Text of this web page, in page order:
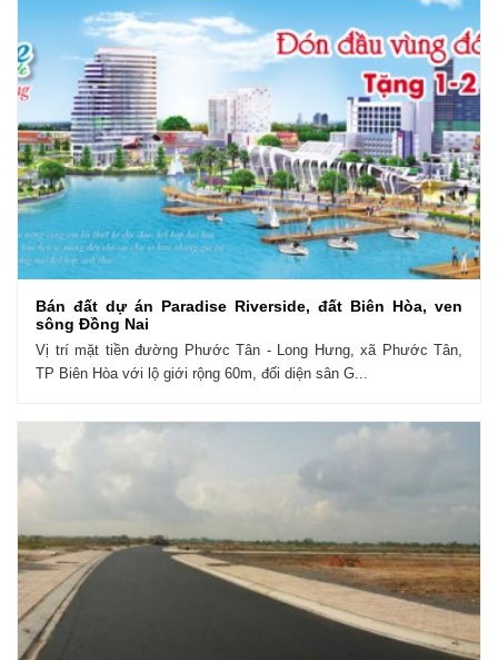
Bán đất dự án Paradise Riverside, đất Biên Hòa, ven
sông Đồng Nai
Vị trí mặt tiền đường Phước Tân - Long Hưng, xã Phước Tân,
TP Biên Hòa với lộ giới rộng 60m, đối diện sân G...